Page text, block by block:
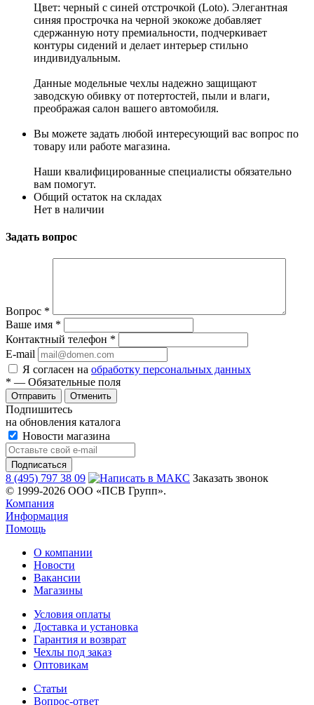
Цвет: черный с синей отстрочкой (Loto). Элегантная
синяя прострочка на черной экокоже добавляет
сдержанную ноту премиальности, подчеркивает
контуры сидений и делает интерьер стильно
индивидуальным.
Данные модельные чехлы надежно защищают
заводскую обивку от потертостей, пыли и влаги,
преображая салон вашего автомобиля.
Вы можете задать любой интересующий вас вопрос по
товару или работе магазина.
Наши квалифицированные специалисты обязательно
вам помогут.
Общий остаток на складах
Нет в наличии
Задать вопрос
Вопрос *
Ваше имя *
Контактный телефон *
E-mail
Я согласен на обработку персональных данных
* — Обязательные поля
Отменить
Подпишитесь
на обновления каталога
Новости магазина
8 (495) 797 38 09
Заказать звонок
© 1999-2026 ООО «ПСВ Групп».
Компания
Информация
Помощь
О компании
Новости
Вакансии
Магазины
Условия оплаты
Доставка и установка
Гарантия и возврат
Чехлы под заказ
Оптовикам
Статьи
Вопрос-ответ